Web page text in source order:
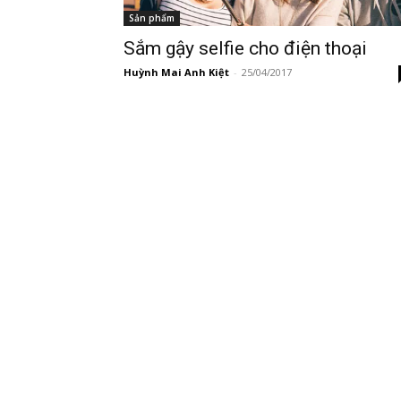
Sản phẩm
Sắm gậy selfie cho điện thoại
Huỳnh Mai Anh Kiệt - 25/04/2017